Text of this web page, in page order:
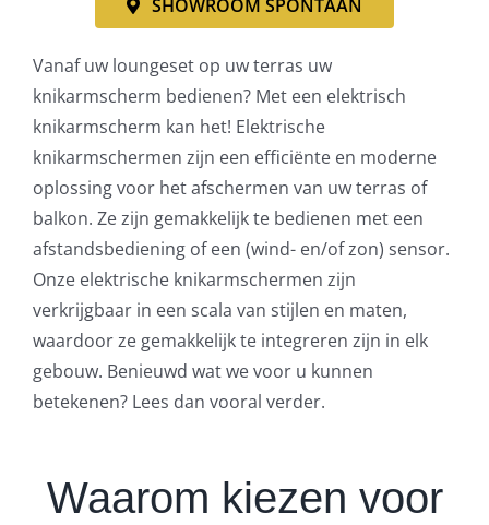
SHOWROOM SPONTAAN
Vanaf uw loungeset op uw terras uw
knikarmscherm bedienen? Met een elektrisch
knikarmscherm kan het! Elektrische
knikarmschermen zijn een efficiënte en moderne
oplossing voor het afschermen van uw terras of
balkon. Ze zijn gemakkelijk te bedienen met een
afstandsbediening of een (wind- en/of zon) sensor.
Onze elektrische knikarmschermen zijn
verkrijgbaar in een scala van stijlen en maten,
waardoor ze gemakkelijk te integreren zijn in elk
gebouw. Benieuwd wat we voor u kunnen
betekenen? Lees dan vooral verder.
Waarom kiezen voor